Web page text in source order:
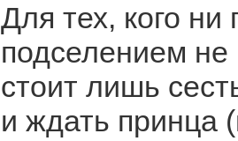
Для тех, кого
подселением не
стоит лишь
и ждать принца